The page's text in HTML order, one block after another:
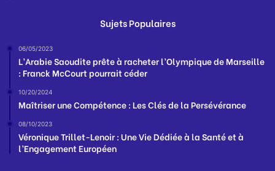
Sujets Populaires
06/05/2023
L’Arabie Saoudite prête à racheter l’Olympique de Marseille
: Franck McCourt pourrait céder
10/20/2024
Maîtriser une Compétence : Les Clés de la Persévérance
08/10/2023
Véronique Trillet-Lenoir : Une Vie Dédiée à la Santé et à
l’Engagement Européen